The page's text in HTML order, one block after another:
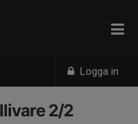
Logga in
2/2